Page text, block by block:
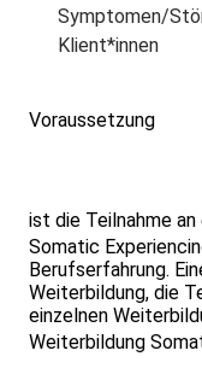
Symptomen/
Klient*innen
Voraussetzung
ist die Teilnahme
Somatic
Berufserfahrung.
Weiterbildung, die
einzelnen
Weiterbildung